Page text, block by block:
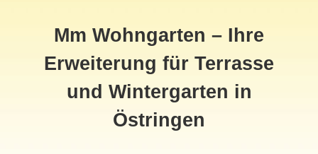
Mm Wohngarten – Ihre
Erweiterung für Terrasse
und Wintergarten in
Östringen